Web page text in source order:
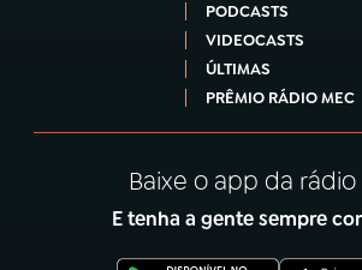
PODCASTS
VIDEOCASTS
ÚLTIMAS
PRÊMIO RÁDIO MEC
Baixe o app da rádio
E tenha a gente sempre